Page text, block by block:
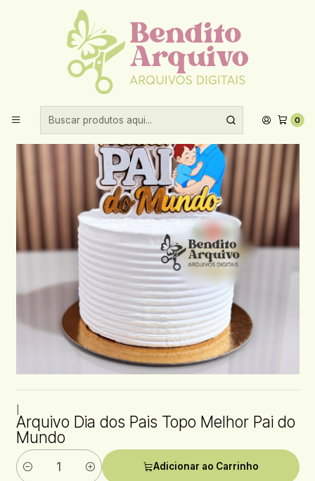
0
Aproveite 10% de desconto ao comprar acima de R$30,00!
Início Datas comemorativas
Dia dos pais
Arquivo Dia dos Pais Topo Melhor Pai do Mundo
Arquivo Dia dos Pais Topo Melhor Pai do
Mundo
Quantidade
Adicionar ao Carrinho